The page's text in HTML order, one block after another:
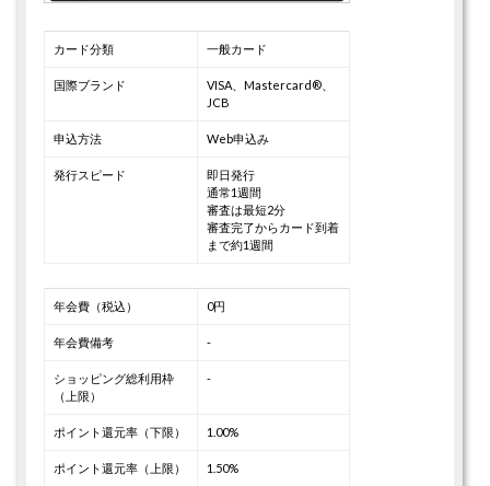
カード分類 一般カード
国際ブランド
VISA、Mastercard®、
JCB
申込方法 Web申込み
発行スピード
即日発行
通常1週間
審査は最短2分
審査完了からカード到着
まで約1週間
年会費（税込） 0円
年会費備考 -
ショッピング総利用枠
（上限）
-
ポイント還元率（下限） 1.00%
ポイント還元率（上限） 1.50%